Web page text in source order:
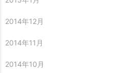
2014年12月
2014年11月
2014年10月